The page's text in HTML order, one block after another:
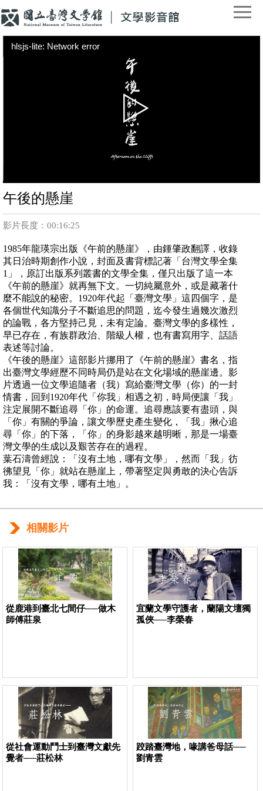
hlsjs-lite: Network error
午後的懸崖
影片長度：00:16:25
1985年龍瑛宗出版《午前的懸崖》，由鍾肇政翻譯，收錄
其日治時期創作小說，封面及書背標記著「台灣文學全集
1」，原訂出版系列叢書的文學全集，僅只出版了這一本
《午前的懸崖》就再無下文。一切純屬意外，或是藏著什
麼不能說的秘密。1920年代起「臺灣文學」這四個字，是
各個世代知識分子不斷追思的問題，迄今發生過幾次激烈
的論戰，各方堅持己見，未有定論。臺灣文學的多樣性，
早已存在，有族群政治、階級人權，也有書寫用字、話語
表述等討論。
《午後的懸崖》這部影片挪用了《午前的懸崖》書名，指
出臺灣文學經歷不同時局仍是站在文化場域的懸崖邊。影
片透過一位文學追隨者（我）寫給臺灣文學（你）的一封
情書，回到1920年代「你我」相遇之初，時局便讓「我」
注定展開不斷追尋「你」的命運。追尋應該要有盡頭，與
「你」有關的爭論，讓文學歷史產生變化，「我」揪心追
尋「你」的下落，「你」的身影越來越明晰，那是一場臺
灣文學的生成以及艱苦存在的過程。
葉石濤曾經說：「沒有土地，哪有文學」，然而「我」彷
彿望見「你」就站在懸崖上，帶著堅定與勇敢的決心告訴
我：「沒有文學，哪有土地」。
相關影片
從鹿港到臺北七間仔──做木
師傅莊泉
宜蘭文學守護者，蘭陽文壇獨
孤俠──李榮春
從社會運動鬥士到臺灣文獻先
覺者──莊松林
跤踏臺灣地，喙講爸母話──
劉青雲